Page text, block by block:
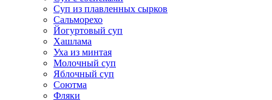
Суп из плавленных сырков
Сальморехо
Йогуртовый суп
Хашлама
Уха из минтая
Молочный суп
Яблочный суп
Соютма
Фляки